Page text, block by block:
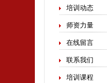
培训动态
师资力量
在线留言
联系我们
培训课程